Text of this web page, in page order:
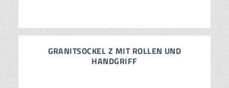
GRANITSOCKEL Z MIT ROLLEN UND
HANDGRIFF